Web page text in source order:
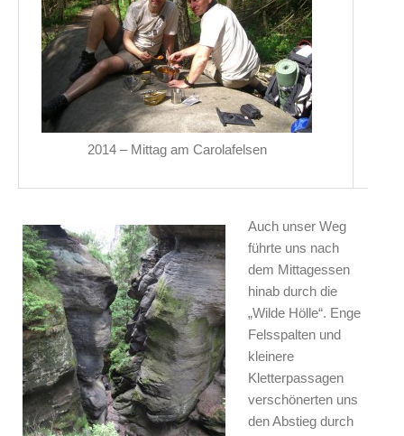
2014 – Mittag am Carolafelsen
Auch unser Weg
führte uns nach
dem Mittagessen
hinab durch die
„Wilde Hölle“. Enge
Felsspalten und
kleinere
Kletterpassagen
verschönerten uns
den Abstieg durch